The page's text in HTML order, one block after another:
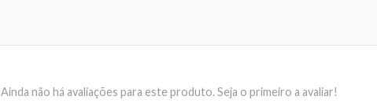
Ainda não há avaliações para este produto. Seja o primeiro a avaliar!